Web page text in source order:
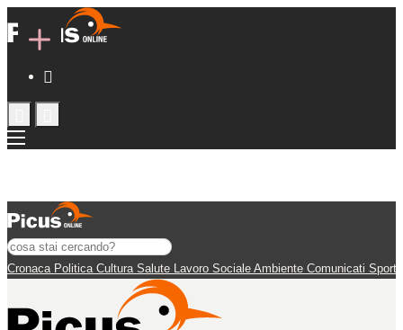
Cronaca Politica Cultura Salute Lavoro Sociale Ambiente Comunicati Sport